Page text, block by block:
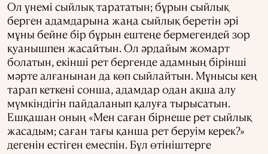
Ол үнемі сыйлық тарататын; бұрын сыйлық
берген адамдарына жаңа сыйлық беретін әрі
мұны бейне бір бұрын ештеңе бермегендей зор
қуанышпен жасайтын. Ол әрдайым жомарт
болатын, екінші рет бергенде адамның бірінші
мәрте алғанынан да көп сыйлайтын. Мұнысы кең
тарап кеткені сонша, адамдар одан ақша алу
мүмкіндігін пайдаланып қалуға тырысатын.
Ешқашан оның «Мен саған бірнеше рет сыйлық
жасадым; саған тағы қанша рет беруім керек?»
дегенін естіген емеспін. Бұл өтініштерге